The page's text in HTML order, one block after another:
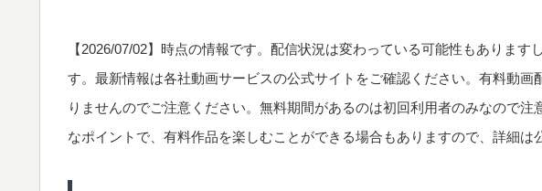
【2026/07/02】時点の情報です。配信状況は変わっている可能性もあります
す。最新情報は各社動画サービスの公式サイトをご確認ください。有料動画
りませんのでご注意ください。無料期間があるのは初回利用者のみなので
なポイントで、有料作品を楽しむことができる場合もありますので、詳細は